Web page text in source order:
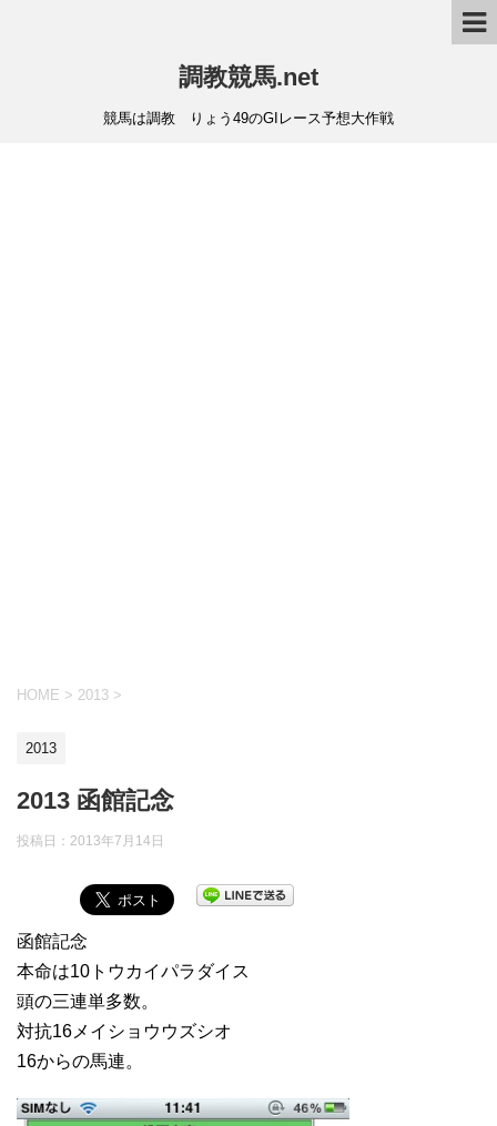
調教競馬.net
競馬は調教 りょう49のGIレース予想大作戦
HOME > 2013 >
2013
2013 函館記念
投稿日： 2013年7月14日
函館記念
本命は10トウカイパラダイス
頭の三連単多数。
対抗16メイショウウズシオ
16からの馬連。